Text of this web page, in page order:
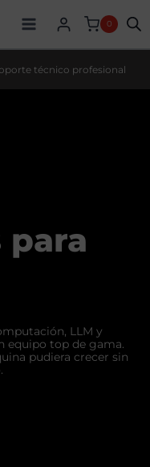
0
técnico profesional
para
LLM y
equipo top de gama.
pudiera crecer sin